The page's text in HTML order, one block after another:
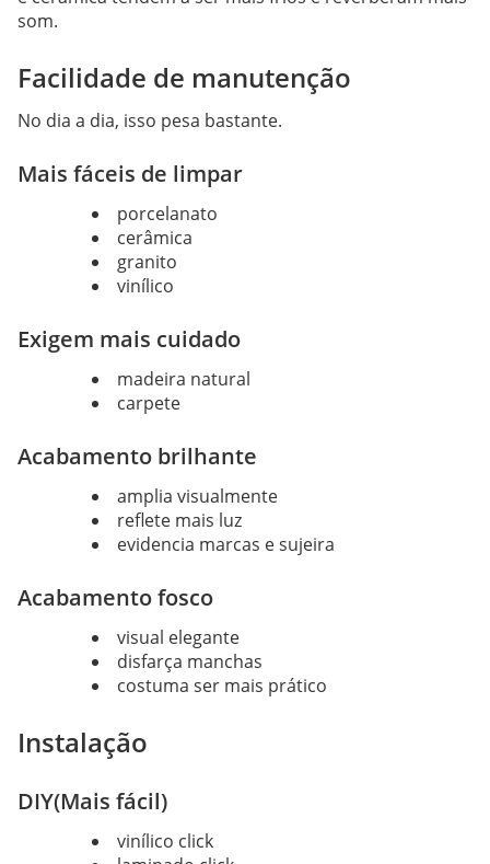
som.
Facilidade de manutenção
No dia a dia, isso pesa bastante.
Mais fáceis de limpar
porcelanato
cerâmica
granito
vinílico
Exigem mais cuidado
madeira natural
carpete
Acabamento brilhante
amplia visualmente
reflete mais luz
evidencia marcas e sujeira
Acabamento fosco
visual elegante
disfarça manchas
costuma ser mais prático
Instalação
DIY(Mais fácil)
vinílico click